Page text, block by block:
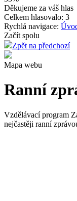
Děkujeme za váš hlas
Celkem hlasovalo: 3
Rychlá navigace:
Začít spolu
Zpět na předchozí
Mapa webu
Ranní
Vzdělávací program
nejčastěji ranní